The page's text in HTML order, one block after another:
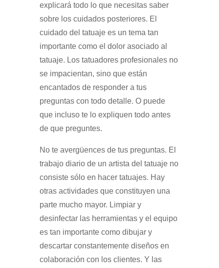
explicará todo lo que necesitas saber
sobre los cuidados posteriores. El
cuidado del tatuaje es un tema tan
importante como el dolor asociado al
tatuaje. Los tatuadores profesionales no
se impacientan, sino que están
encantados de responder a tus
preguntas con todo detalle. O puede
que incluso te lo expliquen todo antes
de que preguntes.
No te avergüences de tus preguntas. El
trabajo diario de un artista del tatuaje no
consiste sólo en hacer tatuajes. Hay
otras actividades que constituyen una
parte mucho mayor. Limpiar y
desinfectar las herramientas y el equipo
es tan importante como dibujar y
descartar constantemente diseños en
colaboración con los clientes. Y las